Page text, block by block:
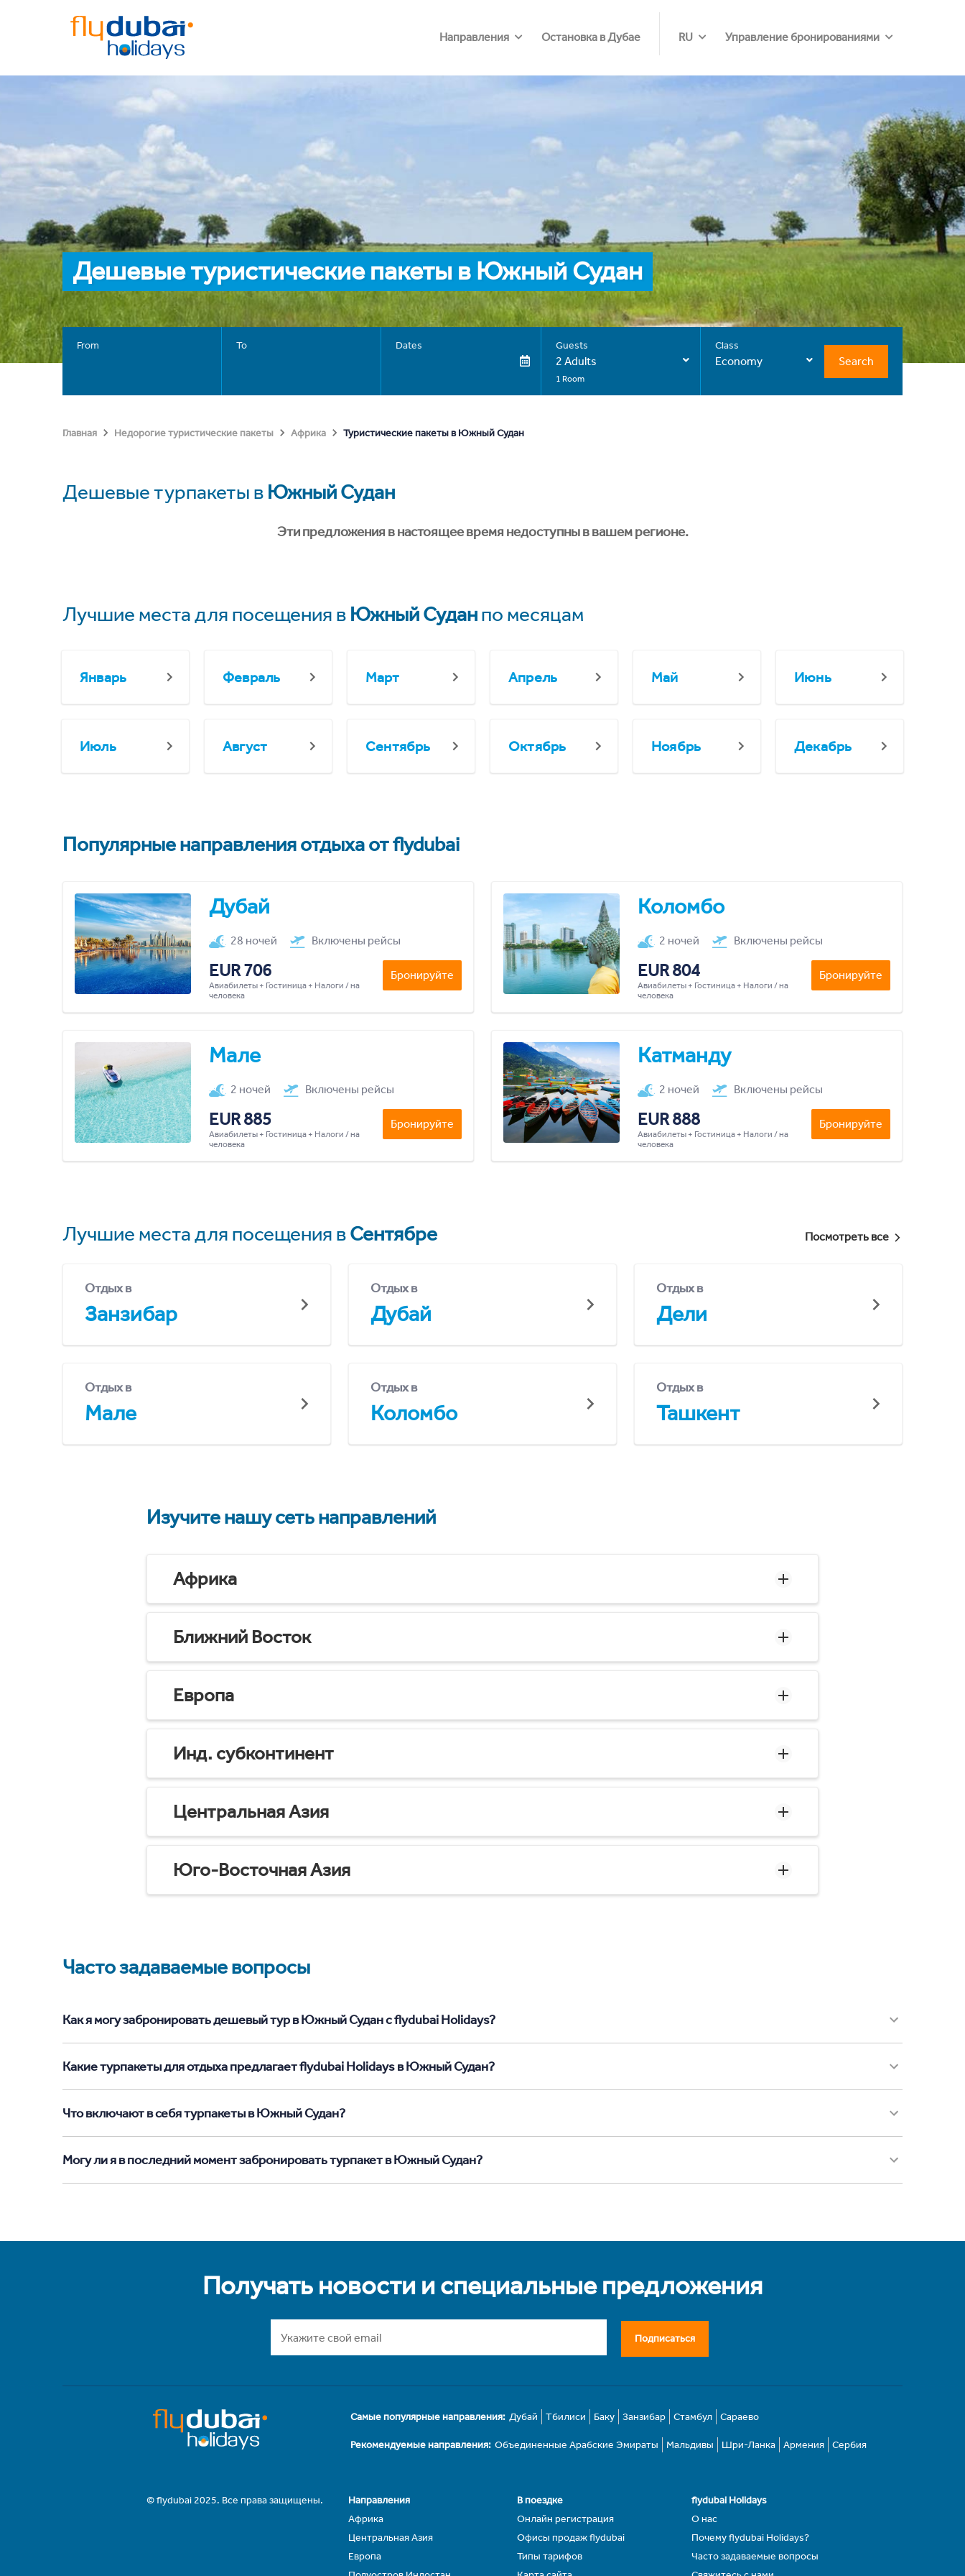
Направления Остановка в Дубае RU Управление бронированиями
Дешевые туристические пакеты в Южный Судан
From To Dates Guests
2 Adults
1 Room
Class
Economy Search
Главная Недорогие туристические пакеты Африка Туристические пакеты в Южный Судан
Дешевые турпакеты в Южный Судан
Эти предложения в настоящее время недоступны в вашем регионе.
Лучшие места для посещения в Южный Суданпо месяцам
Январь Февраль Март Апрель Май Июнь
Июль Август Сентябрь Октябрь Ноябрь Декабрь
Популярные направления отдыха от flydubai
Дубай
28 ночей Включены рейсы
EUR 706
Авиабилеты + Гостиница + Налоги / на
человека
Бронируйте
Коломбо
2 ночей Включены рейсы
EUR 804
Авиабилеты + Гостиница + Налоги / на
человека
Бронируйте
Мале
2 ночей Включены рейсы
EUR 885
Авиабилеты + Гостиница + Налоги / на
человека
Бронируйте
Катманду
2 ночей Включены рейсы
EUR 888
Авиабилеты + Гостиница + Налоги / на
человека
Бронируйте
Лучшие места для посещения вСентябре Посмотреть все
Отдых в
Занзибар
Отдых в
Дубай
Отдых в
Дели
Отдых в
Мале
Отдых в
Коломбо
Отдых в
Ташкент
Изучите нашу сеть направлений
Африка
Ближний Восток
Европа
Инд. субконтинент
Центральная Азия
Юго-Восточная Азия
Часто задаваемые вопросы
Как я могу забронировать дешевый тур в Южный Судан с flydubai Holidays?
Какие турпакеты для отдыха предлагает flydubai Holidays в Южный Судан?
Что включают в себя турпакеты в Южный Судан?
Могу ли я в последний момент забронировать турпакет в Южный Судан?
Получать новости и специальные предложения
Подписаться
Самые популярные направления: Дубай Тбилиси Баку Занзибар Стамбул Сараево
Рекомендуемые направления: Объединенные Арабские Эмираты Мальдивы Шри-Ланка Армения Сербия
© flydubai 2025. Все права защищены.
Направления
Африка
Центральная Азия
Европа
В поездке
Онлайн регистрация
Офисы продаж flydubai
Типы тарифов
flydubai Holidays
О нас
Почему flydubai Holidays?
Часто задаваемые вопросы